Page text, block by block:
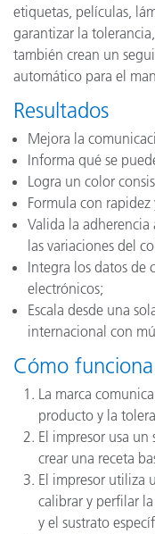
etiquetas, películas,
garantizar la
también crean un
automático para el
Resultados
Mejora la
Informa qué se
Logra un color
Formula con
Valida la
las variaciones del
Integra los datos de
electrónicos;
Escala desde una
internacional con
Cómo funciona
La marca
producto y la
El impresor usa
crear una receta
El impresor utiliza
calibrar y perfilar
y el sustrato